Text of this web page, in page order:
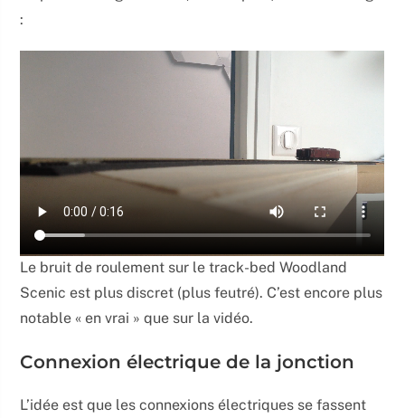
:
Le bruit de roulement sur le track-bed Woodland
Scenic est plus discret (plus feutré). C’est encore plus
notable « en vrai » que sur la vidéo.
Connexion électrique de la jonction
L’idée est que les connexions électriques se fassent